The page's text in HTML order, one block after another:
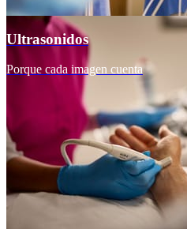
Ultrasonidos
Porque cada imagen cuenta